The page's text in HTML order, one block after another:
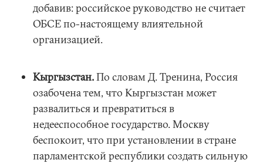
добавив: российское руководство не считает
ОБСЕ по-настоящему влиятельной
организацией.
Кыргызстан.По словам Д. Тренина, Россия
озабочена тем, что Кыргызстан может
развалиться и превратиться в
недееспособное государство. Москву
беспокоит, что при установлении в стране
парламентской республики создать сильную